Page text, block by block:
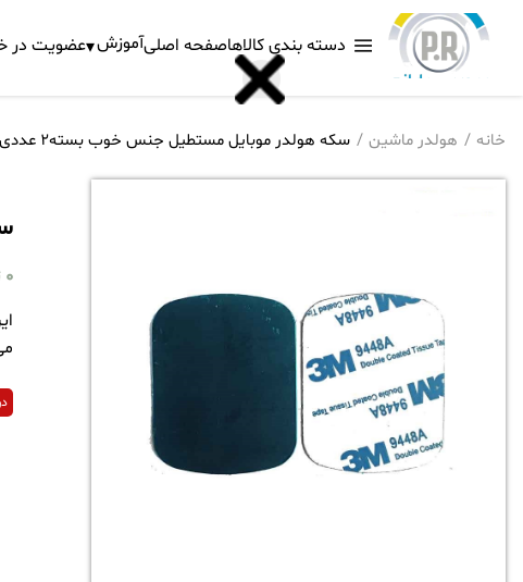
دسته بندی کالاهاصفحه اصلیآموزش عضویت در
خانه هولدر ماشین سکه هولدر موبایل مستطیل جنس خوب بسته2 عددی
0